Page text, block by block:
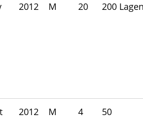
2012 M 20 200
2012 M 4
50